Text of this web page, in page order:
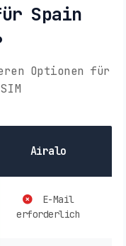
Spain
Optionen für
Airalo
E-Mail
erforderlich